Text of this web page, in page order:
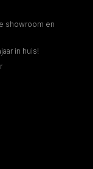
showroom en
in huis!